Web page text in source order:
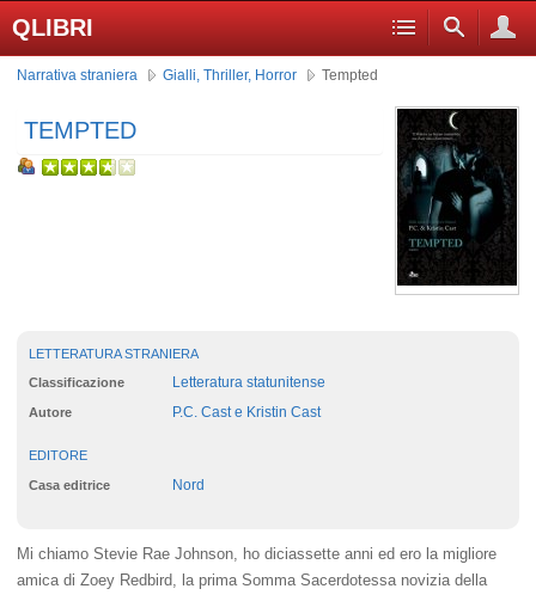
QLIBRI
Narrativa straniera Gialli, Thriller, Horror Tempted
TEMPTED
LETTERATURA STRANIERA
Classificazione Letteratura statunitense
Autore P.C. Cast e Kristin Cast
EDITORE
Casa editrice Nord
Mi chiamo Stevie Rae Johnson, ho diciassette anni ed ero la migliore
amica di Zoey Redbird, la prima Somma Sacerdotessa novizia della